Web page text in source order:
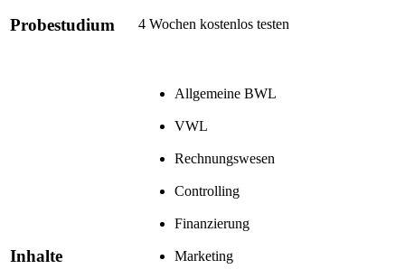
Probestudium 4 Wochen kostenlos testen
Inhalte
Allgemeine BWL
VWL
Rechnungswesen
Controlling
Finanzierung
Marketing